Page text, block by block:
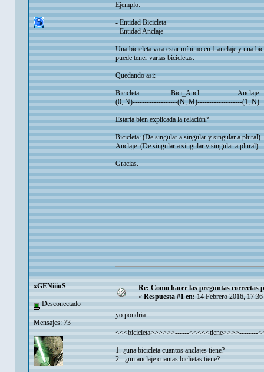
Ejemplo:
- Entidad Bicicleta
- Entidad Anclaje
Una bicicleta va a estar mínimo en 1 anclaje y una
puede tener varias bicicletas.
Quedando asi:
Bicicleta ------------ Bici_Ancl --------------- Anclaje
(0, N)-------------------(N, M)-------------------(1, N)
Estaría bien explicada la relación?
Bicicleta: (De singular a singular y singular a plural)
Anclaje: (De singular a singular y singular a plural)
Gracias.
xGENiiiuS
Desconectado
Mensajes: 73
Re: Como hacer las preguntas correctas
« Respuesta #1 en: 14 Febrero 2016,
yo pondria :
<<<bicicleta>>>>>>------<<<<<tiene>>>>--------
1.-¿una bicicleta cuantos anclajes tiene?
2.- ¿un anclaje cuantas biclietas tiene?